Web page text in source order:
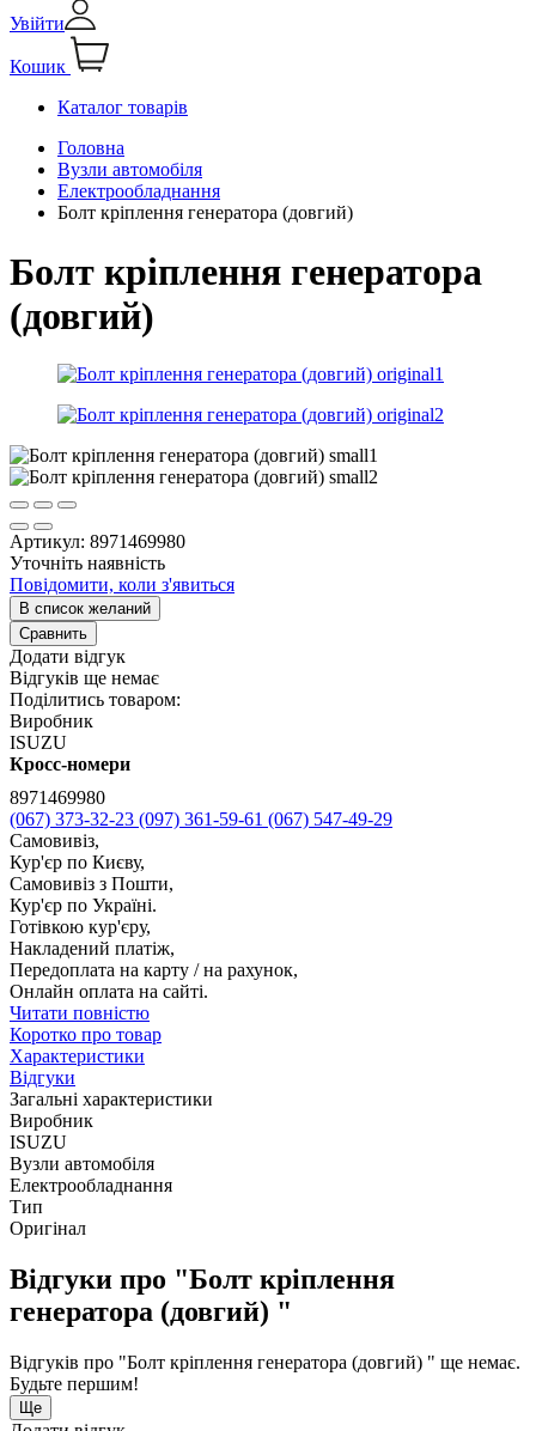
Увійти
Кошик
Каталог товарів
Головна
Вузли автомобіля
Електрообладнання
Болт кріплення генератора (довгий)
Болт кріплення генератора
(довгий)
Артикул: 8971469980
Уточніть наявність
Повідомити, коли з'явиться
В список желаний
Сравнить
Додати відгук
Відгуків ще немає
Поділитись товаром:
Виробник
ISUZU
Кросс-номери
8971469980
(067) 373-32-23 (097) 361-59-61 (067) 547-49-29
Самовивіз,
Кур'єр по Києву,
Самовивіз з Пошти,
Кур'єр по Україні.
Готівкою кур'єру,
Накладений платіж,
Передоплата на карту / на рахунок,
Онлайн оплата на сайті.
Читати повністю
Коротко про товар
Характеристики
Відгуки
Загальні характеристики
Виробник
ISUZU
Вузли автомобіля
Електрообладнання
Тип
Оригінал
Відгуки про "Болт кріплення
генератора (довгий) "
Відгуків про "Болт кріплення генератора (довгий) " ще немає.
Будьте першим!
Ще